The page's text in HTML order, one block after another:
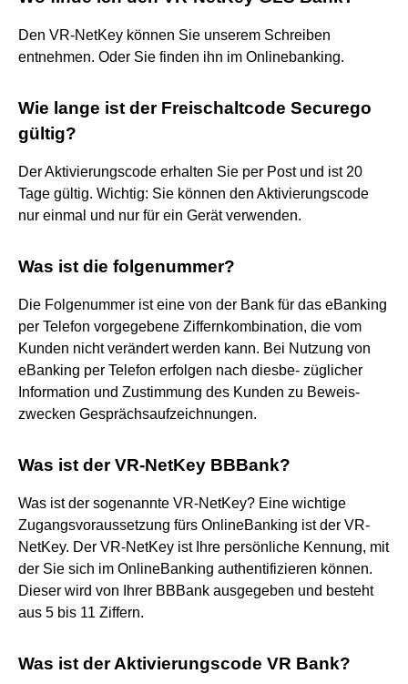
Den VR-NetKey können Sie unserem Schreiben
entnehmen. Oder Sie finden ihn im Onlinebanking.
Wie lange ist der Freischaltcode Securego
gültig?
Der Aktivierungscode erhalten Sie per Post und ist 20
Tage gültig. Wichtig: Sie können den Aktivierungscode
nur einmal und nur für ein Gerät verwenden.
Was ist die folgenummer?
Die Folgenummer ist eine von der Bank für das eBanking
per Telefon vorgegebene Ziffernkombination, die vom
Kunden nicht verändert werden kann. Bei Nutzung von
eBanking per Telefon erfolgen nach diesbe- züglicher
Information und Zustimmung des Kunden zu Beweis-
zwecken Gesprächsaufzeichnungen.
Was ist der VR-NetKey BBBank?
Was ist der sogenannte VR-NetKey? Eine wichtige
Zugangsvoraussetzung fürs OnlineBanking ist der VR-
NetKey. Der VR-NetKey ist Ihre persönliche Kennung, mit
der Sie sich im OnlineBanking authentifizieren können.
Dieser wird von Ihrer BBBank ausgegeben und besteht
aus 5 bis 11 Ziffern.
Was ist der Aktivierungscode VR Bank?